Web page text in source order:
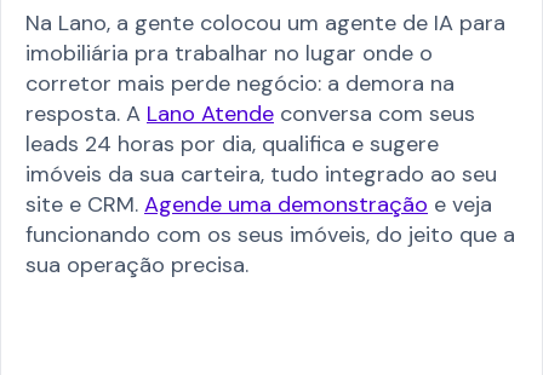
Na Lano, a gente colocou um agente de IA para
imobiliária pra trabalhar no lugar onde o
corretor mais perde negócio: a demora na
resposta. A Lano Atende conversa com seus
leads 24 horas por dia, qualifica e sugere
imóveis da sua carteira, tudo integrado ao seu
site e CRM. Agende uma demonstração e veja
funcionando com os seus imóveis, do jeito que a
sua operação precisa.